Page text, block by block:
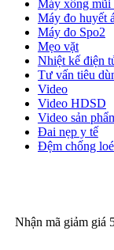
Máy xông mũi
Máy đo huyết
Máy đo Spo2
Mẹo vặt
Nhiệt kế điện
Tư vấn tiêu
Video
Video HDSD
Video sản
Đai nẹp y tế
Đệm chống
Nhận mã giảm giá